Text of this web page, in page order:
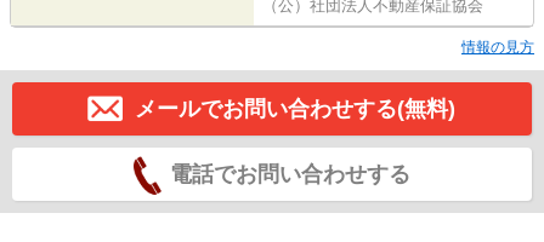
（公）社団法人不動産保証協会
情報の見方
メールでお問い合わせする(無料)
電話でお問い合わせする